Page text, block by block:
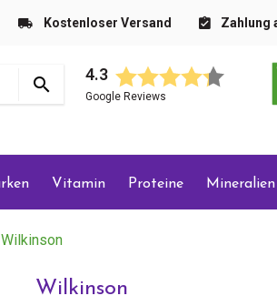
Kostenloser Versand Zahlung
4.3
Google Reviews
Vitamin Proteine Mineralien
Wilkinson
Wilkinson